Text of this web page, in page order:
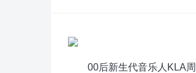
00后新生代音乐人KLA周